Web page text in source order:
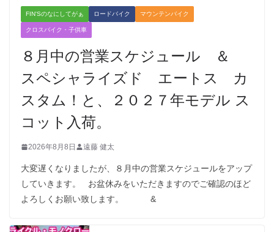
FIN'Sのなにしてがぁ ロードバイク マウンテンバイク
クロスバイク・子供車
８月中の営業スケジュール ＆
スペシャライズド エートス カ
スタム！と、２０２７年モデル ス
コット入荷。
2026年8月8日 遠藤 健太
大変遅くなりましたが、８月中の営業スケジュールをアップ
していきます。 お盆休みをいただきますのでご確認のほど
よろしくお願い致します。 &